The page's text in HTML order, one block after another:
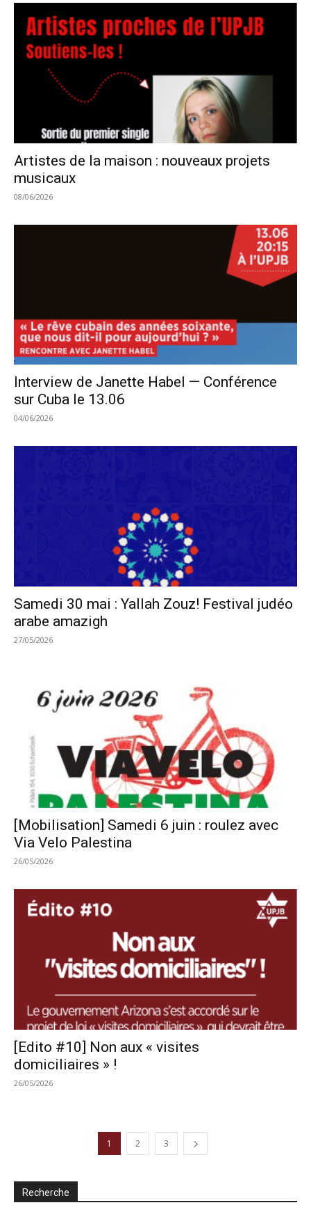
Artistes de la maison : nouveaux projets
musicaux
08/06/2026
Interview de Janette Habel — Conférence
sur Cuba le 13.06
04/06/2026
Samedi 30 mai : Yallah Zouz! Festival judéo
arabe amazigh
27/05/2026
[Mobilisation] Samedi 6 juin : roulez avec
Via Velo Palestina
26/05/2026
[Edito #10] Non aux « visites
domiciliaires » !
26/05/2026
1 2 3
Recherche